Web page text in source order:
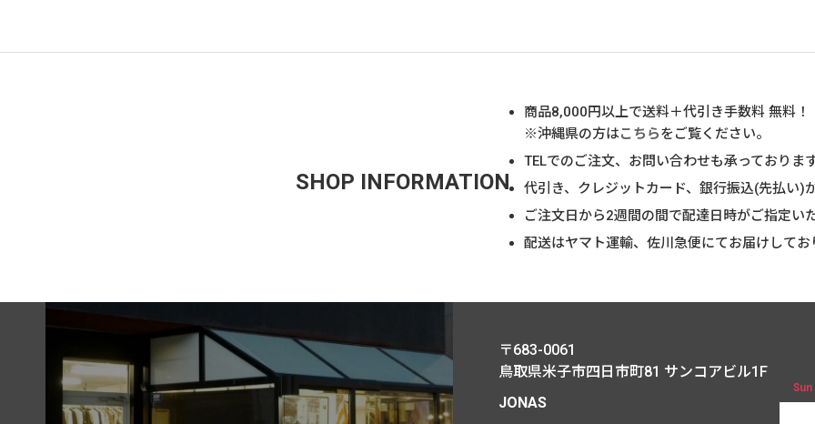
SHOP INFORMATION
商品8,000円以上で送料＋代引き手数料 無料！
※沖縄県の方はこちらをご覧ください。
TELでのご注文、お問い合わせも承っておりま
代引き、クレジットカード、銀行振込(先払い)
ご注文日から2週間の間で配達日時がご指定い
配送はヤマト運輸、佐川急便にてお届けしてお
〒683-0061
鳥取県米子市四日市町81 サンコアビル1F
JONAS
Sun